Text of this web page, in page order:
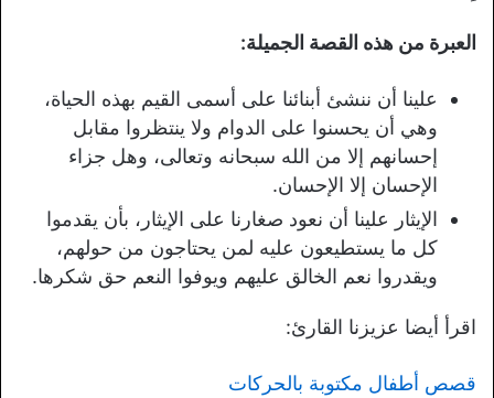
العبرة من هذه القصة الجميلة:
علينا أن ننشئ أبنائنا على أسمى القيم بهذه الحياة،
وهي أن يحسنوا على الدوام ولا ينتظروا مقابل
إحسانهم إلا من الله سبحانه وتعالى، وهل جزاء
الإحسان إلا الإحسان.
الإيثار علينا أن نعود صغارنا على الإيثار، بأن يقدموا
كل ما يستطيعون عليه لمن يحتاجون من حولهم،
ويقدروا نعم الخالق عليهم ويوفوا النعم حق شكرها.
اقرأ أيضا عزيزنا القارئ:
قصص أطفال مكتوبة بالحركات